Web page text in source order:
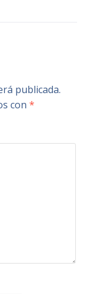
publicada.
con*